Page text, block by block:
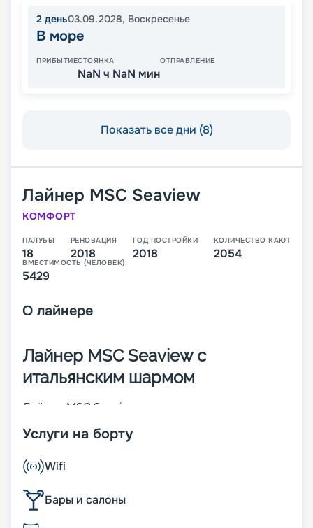
2 день03.09.2028, Воскресенье
В море
ПРИБЫТИЕСТОЯНКА
NaN ч NaN мин
ОТПРАВЛЕНИЕ
Показать все дни (8)
Лайнер MSC Seaview
КОМФОРТ
ПАЛУБЫ
18
РЕНОВАЦИЯ
2018
ГОД ПОСТРОЙКИ
2018
КОЛИЧЕСТВО КАЮТ
2054
ВМЕСТИМОСТЬ (ЧЕЛОВЕК)
5429
О лайнере
Лайнер MSC Seaview с
итальянским шармом
Лайнер MSC Seaview – это второе судно класса
крупнейшим итальянским судостроителем
по величине круизным кораблем в мире. На 18-
палубном лайнере находится 2 054 каюты разных
категорий. В них может разместиться 5 429
человек. Другие особенности MSC Seaview:
Услуги на борту
Wifi
Бары и салоны